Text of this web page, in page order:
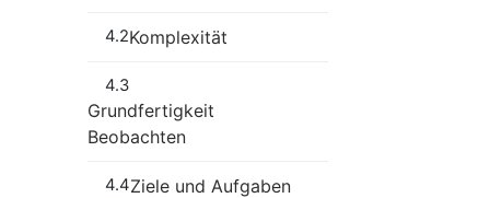
4.2Komplexität
4.3
Grundfertigkeit
Beobachten
4.4Ziele und Aufgaben